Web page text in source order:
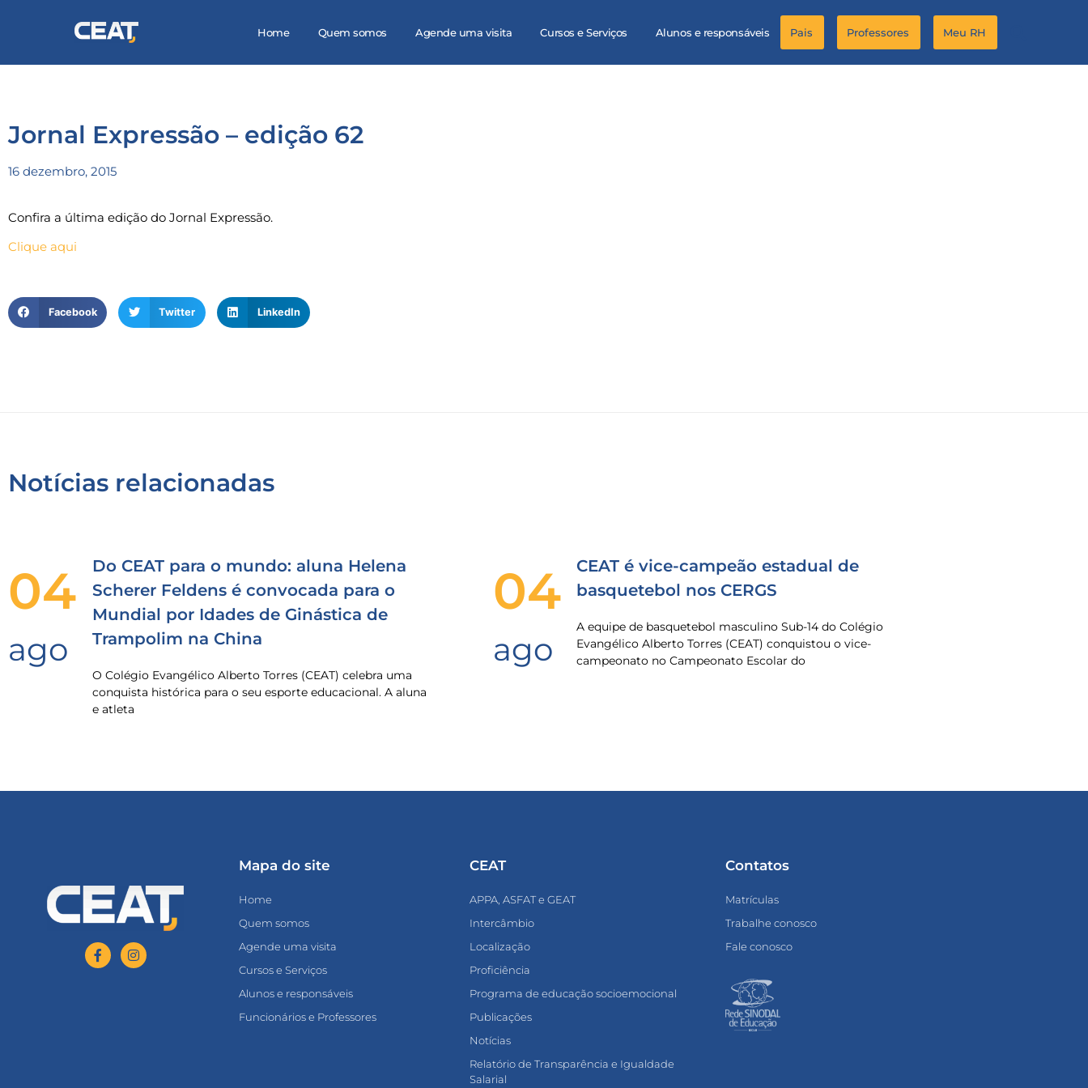
Home Quem somos Agende uma visita Cursos e Serviços Alunos e responsáveis Pais Professores Meu RH
Jornal Expressão – edição 62
16 dezembro, 2015
Confira a última edição do Jornal Expressão.
Clique aqui
Facebook Twitter LinkedIn
Notícias relacionadas
04
ago
Do CEAT para o mundo: aluna Helena
Scherer Feldens é convocada para o
Mundial por Idades de Ginástica de
Trampolim na China
O Colégio Evangélico Alberto Torres (CEAT) celebra uma
conquista histórica para o seu esporte educacional. A aluna
e atleta
04
ago
CEAT é vice-campeão estadual de
basquetebol nos CERGS
A equipe de basquetebol masculino Sub-14 do Colégio
Evangélico Alberto Torres (CEAT) conquistou o vice-
campeonato no Campeonato Escolar do
Mapa do site
Home
Quem somos
Agende uma visita
Cursos e Serviços
Alunos e responsáveis
Funcionários e Professores
CEAT
APPA, ASFAT e GEAT
Intercâmbio
Localização
Proficiência
Programa de educação socioemocional
Publicações
Notícias
Relatório de Transparência e Igualdade
Salarial
Contatos
Matrículas
Trabalhe conosco
Fale conosco